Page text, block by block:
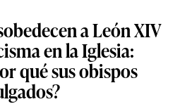
a León XIV
en la Iglesia:
qué sus obispos